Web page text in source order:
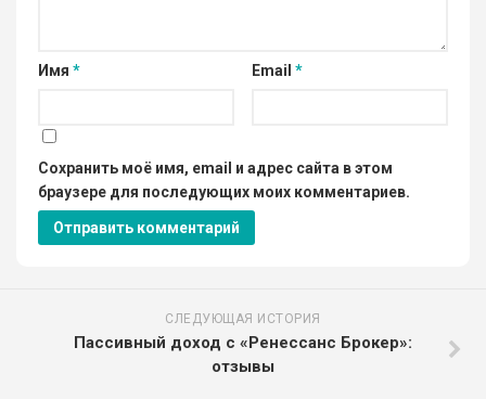
Имя * Email *
Сохранить моё имя, email и адрес сайта в этом
браузере для последующих моих комментариев.
СЛЕДУЮЩАЯ ИСТОРИЯ
Пассивный доход с «Ренессанс Брокер»:
отзывы